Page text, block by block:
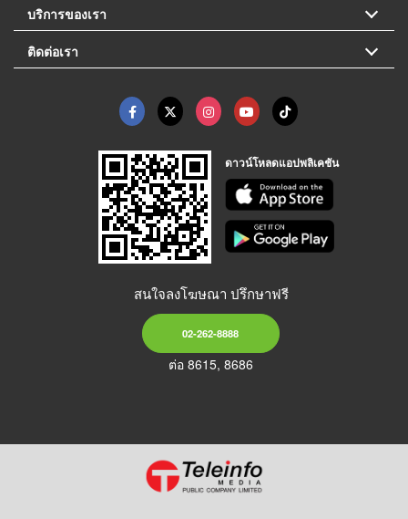
บริการของเรา
ติดต่อเรา
ดาวน์โหลดแอปพลิเคชัน
สนใจลงโฆษณา ปรึกษาฟรี
02-262-8888
ต่อ 8615, 8686